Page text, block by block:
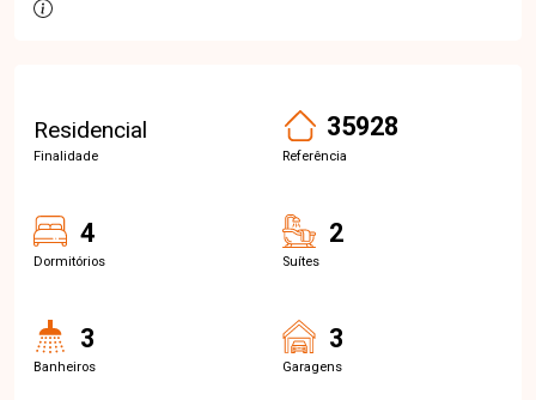
Residencial
Finalidade
35928
Referência
4
Dormitórios
2
Suítes
3
Banheiros
3
Garagens